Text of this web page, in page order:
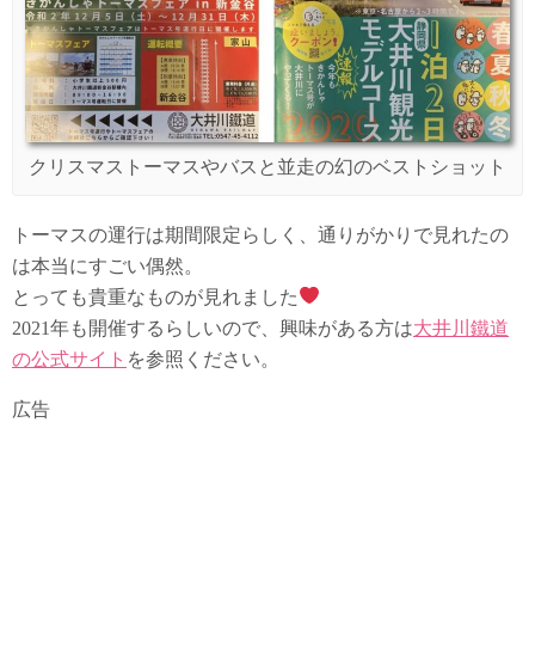
クリスマストーマスやバスと並走の幻のベストショット
トーマスの運行は期間限定らしく、通りがかりで見れたの
は本当にすごい偶然。
とっても貴重なものが見れました
2021年も開催するらしいので、興味がある方は大井川鐵道
の公式サイト を参照ください。
広告